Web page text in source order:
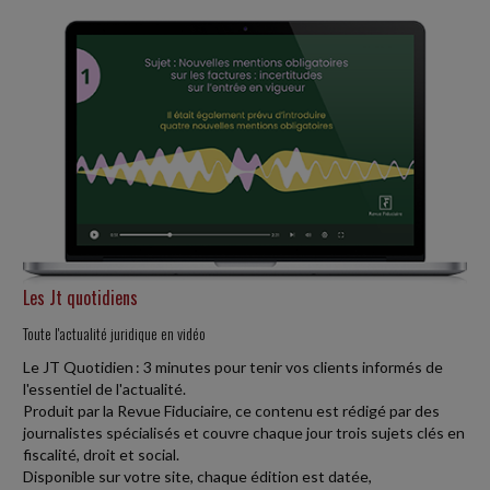
peut obtenir...
21/07/2026
LE TAUX DE LA COTISATION « AGS » MAINTENU À 0,25 % AU 1
L'Association pour la gestion du régime de garantie des créances
des salaires (AGS) assure aux salariés dont l'employeur est placé en
redressement ou en...
31/07/2026
SYSTÈME D'ENREGISTREMENT AUTOMATIQUE DU TEMPS DE
TRAVAIL
Quand l'employeur fait le choix de décompter les heures de travail
accomplies par chaque salarié avec un système d'enregistrement
automatique, celui-ci...
Les Jt quotidiens
Toute l'actualité juridique en vidéo
Le JT Quotidien : 3 minutes pour tenir vos clients informés de
l'essentiel de l'actualité.
Produit par la Revue Fiduciaire, ce contenu est rédigé par des
journalistes spécialisés et couvre chaque jour trois sujets clés en
fiscalité, droit et social.
Disponible sur votre site, chaque édition est datée,